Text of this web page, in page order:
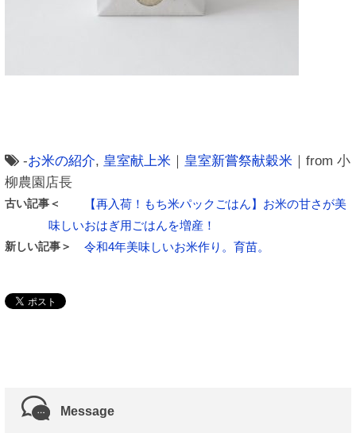
-お米の紹介, 皇室献上米 ｜ 皇室新嘗祭献穀米 ｜from 小
柳農園店長
古い記事＜
【再入荷！もち米パックごはん】お米の甘さが美
味しいおはぎ用ごはんを増産！
新しい記事＞ 令和4年美味しいお米作り。育苗。
Message